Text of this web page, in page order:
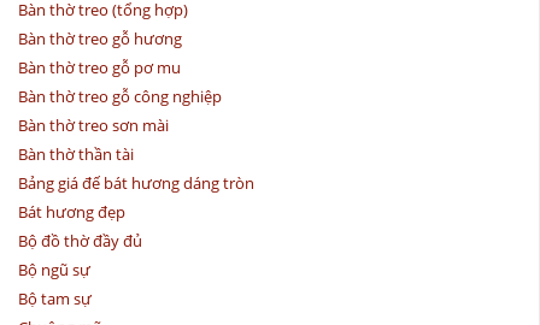
Bàn thờ treo (tổng hợp)
Bàn thờ treo gỗ hương
Bàn thờ treo gỗ pơ mu
Bàn thờ treo gỗ công nghiệp
Bàn thờ treo sơn mài
Bàn thờ thần tài
Bảng giá đế bát hương dáng tròn
Bát hương đẹp
Bộ đồ thờ đầy đủ
Bộ ngũ sự
Bộ tam sự